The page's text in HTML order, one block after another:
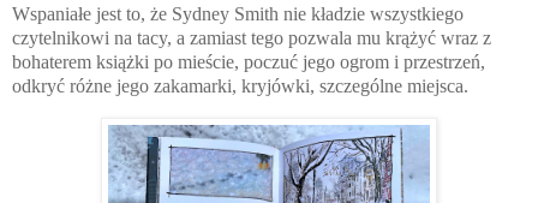
Wspaniałe jest to, że Sydney Smith nie kładzie wszystkiego
czytelnikowi na tacy, a zamiast tego pozwala mu krążyć wraz z
bohaterem książki po mieście, poczuć jego ogrom i przestrzeń,
odkryć różne jego zakamarki, kryjówki, szczególne miejsca.